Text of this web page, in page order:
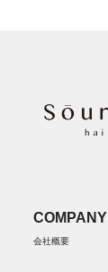
COMPANY
会社概要